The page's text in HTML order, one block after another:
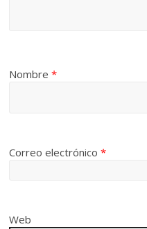
Nombre*
Correo electrónico*
Web